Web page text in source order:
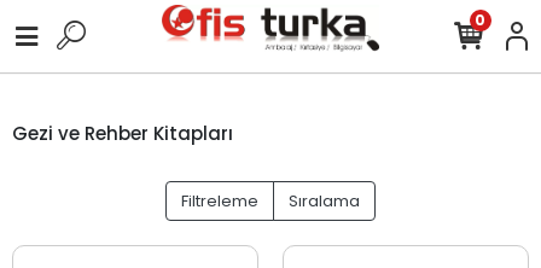
0
Gezi ve Rehber Kitapları
Filtreleme Sıralama